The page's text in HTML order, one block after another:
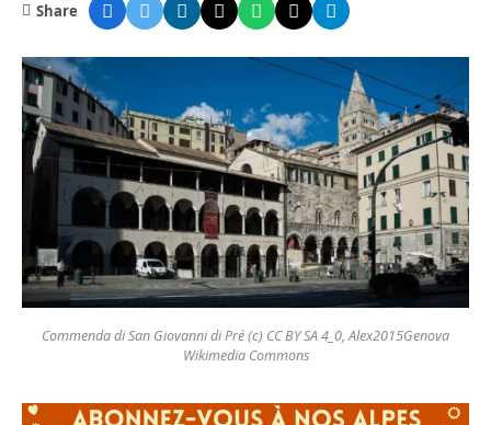
Share
Commenda di San Giovanni di Pré (c) CC BY SA 4_0, Alex2015Genova
Wikimedia Commons